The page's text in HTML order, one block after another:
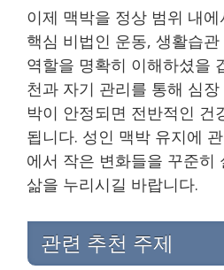
이제 맥박을 정상 범위 내
핵심 비법인 운동, 생활습
역할을 명확히 이해하셨을
천과 자기 관리를 통해 심
박이 안정되면 전반적인 건
됩니다. 성인 맥박 유지에
에서 작은 변화들을 꾸준히
삶을 누리시길 바랍니다.
관련 추천 주제